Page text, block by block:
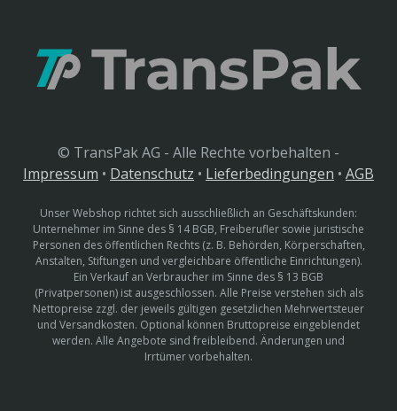
© TransPak AG - Alle Rechte vorbehalten -
Impressum • Datenschutz • Lieferbedingungen • AGB
Unser Webshop richtet sich ausschließlich an Geschäftskunden:
Unternehmer im Sinne des § 14 BGB, Freiberufler sowie juristische
Personen des öffentlichen Rechts (z. B. Behörden, Körperschaften,
Anstalten, Stiftungen und vergleichbare öffentliche Einrichtungen).
Ein Verkauf an Verbraucher im Sinne des § 13 BGB
(Privatpersonen) ist ausgeschlossen. Alle Preise verstehen sich als
Nettopreise zzgl. der jeweils gültigen gesetzlichen Mehrwertsteuer
und Versandkosten. Optional können Bruttopreise eingeblendet
werden. Alle Angebote sind freibleibend. Änderungen und
Irrtümer vorbehalten.